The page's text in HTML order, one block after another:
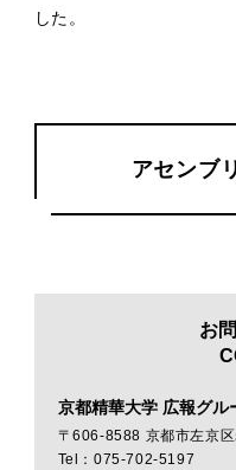
した。
アセンブ
お
京都精華大学 広報グル
〒606-8588 京都市左京
Tel：075-702-5197